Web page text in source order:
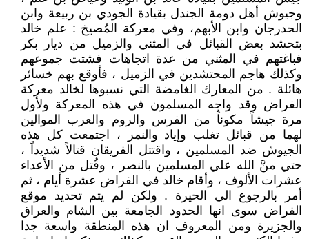
وجيوش أهل دومة الجندل بقيادة الجودي بن ربيعة وابن
الحدرجان وابن الأبهم، وفي معركة المُصيخ : علم خالد
بتحشد بعض القبائل في المثني والزميل من ديار بكر
فباغتهم في المثني من عدة اتجاهات فشتت جموعهم
وكذلك هاجم المحتشدين في الزميل ، فأوقع بهم خسائر
هائلة . من المعارك الغامضة التي نسبوها لخالد معركة
الفراض وقد واجه المسلمون في هذه المعركة ولأول
مرة جيشاً مكوناً من الفرس والروم والعرب الموالين
لهما من قبائل تغلب وإياد والنمر ، اجتمعت كل هذه
الجيوش ضد المسلمين ، واقتتل الفريقان قتالاً شديداً ،
حتي منَّ الله علي المسلمين بالنصر ، وقُتل من الأعداء
عشرات الألوف ، وأقام خالد في الفراض عشرة أيام ، ثم
أمر بالرجوع الي الحيرة . ولكن لم يتم تحديد موقع
الفراض سوى انها الحدود الجامعة بين الشام والعراق
والجزيرة ومن المعروف ان هذه المنطقة واسعة جدا